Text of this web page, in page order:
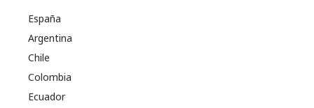
España
Argentina
Chile
Colombia
Ecuador